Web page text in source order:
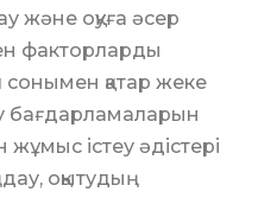
және оқуға әсер
факторларды
сонымен қатар жеке
бағдарламаларын
істеу әдістері
оқытудың